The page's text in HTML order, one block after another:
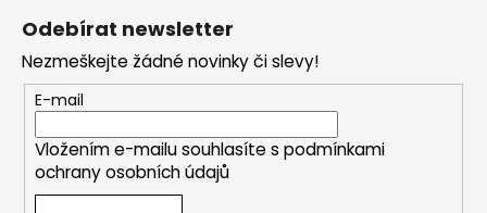
Odebírat newsletter
Nezmeškejte žádné novinky či slevy!
E-mail
Vložením e-mailu souhlasíte s podmínkami
ochrany osobních údajů